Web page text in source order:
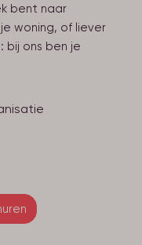
bent naar
woning, of liever
bij ons ben je